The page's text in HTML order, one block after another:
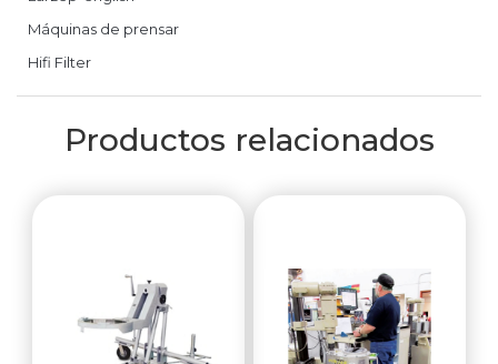
Máquinas de prensar
Hifi Filter
Productos relacionados